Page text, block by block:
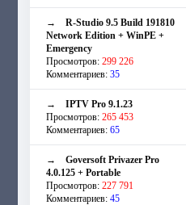
→ R-Studio 9.5 Build 191810
Network Edition + WinPE +
Emergency
Просмотров: 299 226
Комментариев: 35
→ IPTV Pro 9.1.23
Просмотров: 265 453
Комментариев: 65
→ Goversoft Privazer Pro
4.0.125 + Portable
Просмотров: 227 791
Комментариев: 45